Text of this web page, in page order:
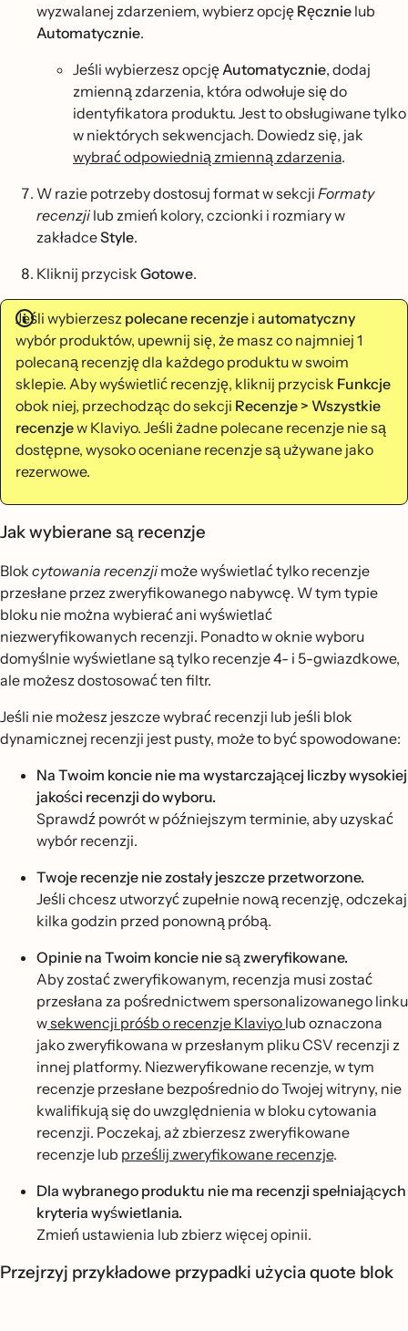
wyzwalanej zdarzeniem, wybierz opcję Ręcznie lub
Automatycznie.
Jeśli wybierzesz opcję Automatycznie, dodaj
zmienną zdarzenia, która odwołuje się do
identyfikatora produktu. Jest to obsługiwane tylko
w niektórych sekwencjach. Dowiedz się, jak
wybrać odpowiednią zmienną zdarzenia.
W razie potrzeby dostosuj format w sekcji Formaty
recenzjilub zmień kolory, czcionki i rozmiary w
zakładceStyle.
Kliknij przycisk Gotowe.
Jeśli wybierzesz polecane recenzje i automatyczny
wybór produktów, upewnij się, że masz co najmniej 1
polecaną recenzję dla każdego produktu w swoim
sklepie. Aby wyświetlić recenzję, kliknij przycisk Funkcje
obok niej, przechodząc do sekcji Recenzje > Wszystkie
recenzjew Klaviyo. Jeśli żadne polecane recenzje nie są
dostępne, wysoko oceniane recenzje są używane jako
rezerwowe.
Jak wybierane są recenzje
Blok cytowania recenzjimoże wyświetlać tylko recenzje
przesłane przez zweryfikowanego nabywcę. W tym typie
bloku nie można wybierać ani wyświetlać
niezweryfikowanych recenzji. Ponadto w oknie wyboru
domyślnie wyświetlane są tylko recenzje 4- i 5-gwiazdkowe,
ale możesz dostosować ten filtr.
Jeśli nie możesz jeszcze wybrać recenzji lub jeśli blok
dynamicznej recenzji jest pusty, może to być spowodowane:
Na Twoim koncie nie ma wystarczającej liczby wysokiej
jakości recenzji do wyboru.
Sprawdź powrót w późniejszym terminie, aby uzyskać
wybór recenzji.
Twoje recenzje nie zostały jeszcze przetworzone.
Jeśli chcesz utworzyć zupełnie nową recenzję, odczekaj
kilka godzin przed ponowną próbą.
Opinie na Twoim koncie nie są zweryfikowane.
Aby zostać zweryfikowanym, recenzja musi zostać
przesłana za pośrednictwem spersonalizowanego linku
wsekwencji próśb o recenzje Klaviyo lub oznaczona
jako zweryfikowana w przesłanym pliku CSV recenzji z
innej platformy. Niezweryfikowane recenzje, w tym
recenzje przesłane bezpośrednio do Twojej witryny, nie
kwalifikują się do uwzględnienia w bloku cytowania
recenzji. Poczekaj, aż zbierzesz zweryfikowane
recenzje lub prześlij zweryfikowane recenzje.
Dla wybranego produktu nie ma recenzji spełniających
kryteria wyświetlania.
Zmień ustawienia lub zbierz więcej opinii.
Przejrzyj przykładowe przypadki użycia quote blok